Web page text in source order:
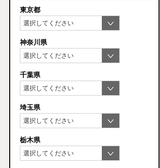
東京都
神奈川県
千葉県
埼玉県
栃木県